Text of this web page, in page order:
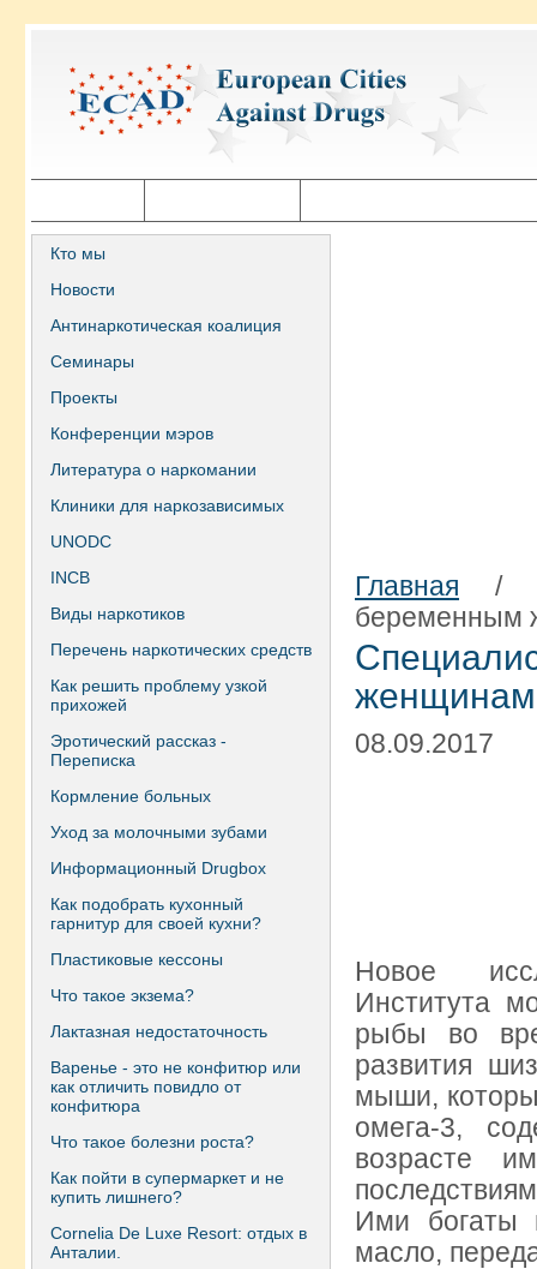
Кто мы
Новости
Антинаркотическая коалиция
Семинары
Проекты
Конференции мэров
Литература о наркомании
Клиники для наркозависимых
UNODC
INCB
Виды наркотиков
Перечень наркотических средств
Как решить проблему узкой
прихожей
Эротический рассказ -
Переписка
Кормление больных
Уход за молочными зубами
Информационный Drugbox
Как подобрать кухонный
гарнитур для своей кухни?
Пластиковые кессоны
Что такое экзема?
Лактазная недостаточность
Варенье - это не конфитюр или
как отличить повидло от
конфитюра
Что такое болезни роста?
Как пойти в супермаркет и не
купить лишнего?
Сornelia De Luxe Resort: отдых в
Анталии.
Главная /
беременным
женщинам
08.09.2017
Новое
Института
рыбы во
развития
мыши,
омега-3,
возрасте
Ими богаты
масло,